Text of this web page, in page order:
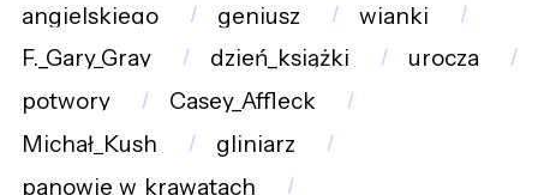
angielskiego
geniusz
wianki
F._Gary_Gray
dzień_książki
urocza
potwory
Casey_Affleck
Michał_Kush
gliniarz
panowie_w_krawatach